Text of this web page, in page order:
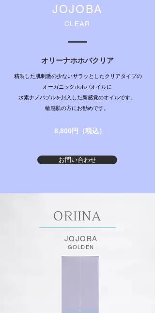
ORIINA
JOJOBA
GOLDEN
JOJOBA
CLEAR
オリーナホホバクリア
精製した肌刺激の少ないサラッとしたクリアタイプの
オーガニックホホバオイルに
水素ナノバブルを封入した新感覚のオイルです。
​敏感肌の方にお勧めです。
8,800円（税込）
お問い合わせ